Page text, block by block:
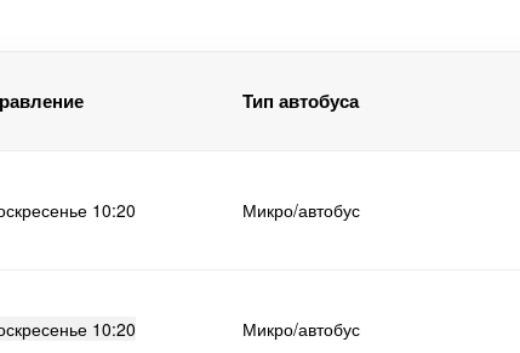
Тип автобуса
10:20 Микро/автобус
10:20 Микро/автобус